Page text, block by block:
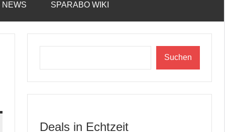
NEWS SPARABO WIKI
Suchen
Deals in Echtzeit